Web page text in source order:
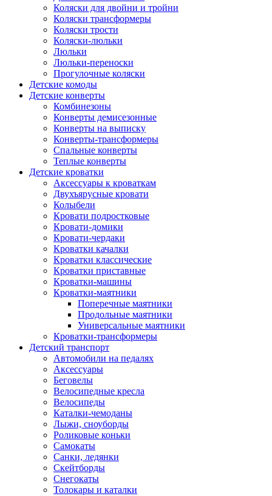
Коляски для двойни и тройни
Коляски трансформеры
Коляски трости
Коляски-люльки
Люльки
Люльки-переноски
Прогулочные коляски
Детские комоды
Детские конверты
Комбинезоны
Конверты демисезонные
Конверты на выписку
Конверты-трансформеры
Спальные конверты
Теплые конверты
Детские кроватки
Аксессуары к кроваткам
Двухъярусные кровати
Колыбели
Кровати подростковые
Кровати-домики
Кровати-чердаки
Кроватки качалки
Кроватки классические
Кроватки приставные
Кроватки-машины
Кроватки-маятники
Поперечные маятники
Продольные маятники
Универсальные маятники
Кроватки-трансформеры
Детский транспорт
Автомобили на педалях
Аксессуары
Беговелы
Велосипедные кресла
Велосипеды
Каталки-чемоданы
Лыжи, сноуборды
Роликовые коньки
Самокаты
Санки, ледянки
Скейтборды
Снегокаты
Толокары и каталки